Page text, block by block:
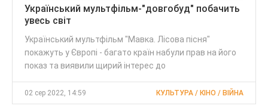
Український мультфільм-"довгобуд" побачить
увесь світ
Український мультфільм "Мавка. Лісова пісня"
покажуть у Європі - багато країн набули прав на його
показ та виявили щирий інтерес до
02 сер 2022, 14:59 КУЛЬТУРА / КІНО / ВІЙНА